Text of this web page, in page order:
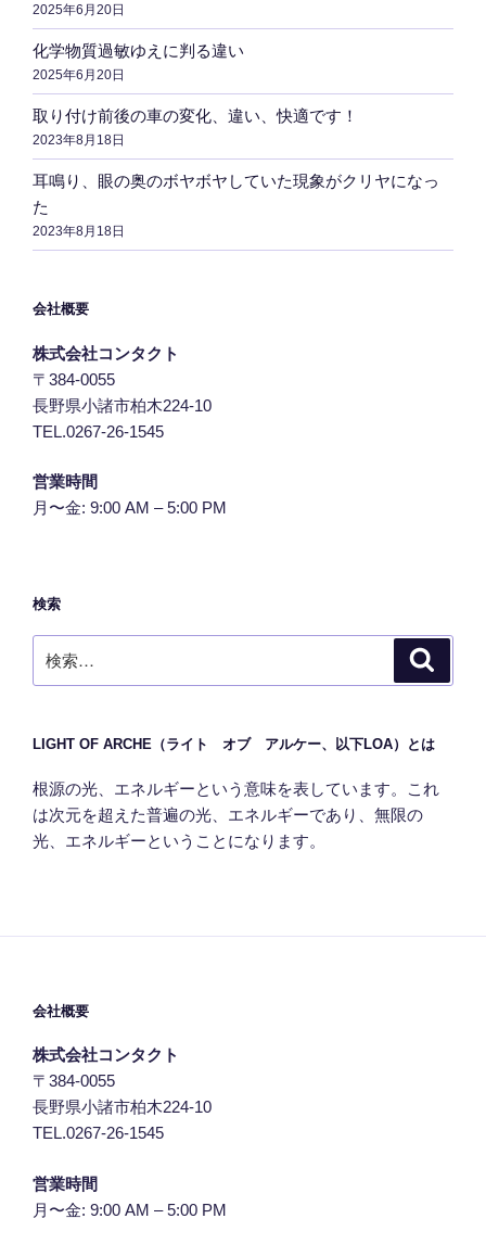
2025年6月20日
化学物質過敏ゆえに判る違い
2025年6月20日
取り付け前後の車の変化、違い、快適です！
2023年8月18日
耳鳴り、眼の奥のボヤボヤしていた現象がクリヤになっ
た
2023年8月18日
会社概要
株式会社コンタクト
〒384-0055
長野県小諸市柏木224-10
TEL.0267-26-1545
営業時間
月〜金: 9:00 AM – 5:00 PM
検索
索:
LIGHT OF ARCHE（ライト オブ アルケー、以下LOA）とは
根源の光、エネルギーという意味を表しています。これ
は次元を超えた普遍の光、エネルギーであり、無限の
光、エネルギーということになります。
会社概要
株式会社コンタクト
〒384-0055
長野県小諸市柏木224-10
TEL.0267-26-1545
営業時間
月〜金: 9:00 AM – 5:00 PM